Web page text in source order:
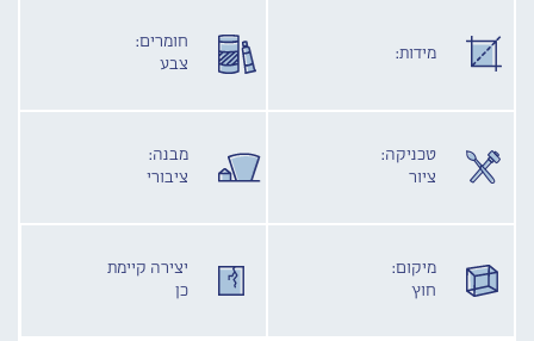
מידות:
חומרים:
צבע
טכניקה:
ציור
מבנה:
ציבורי
מיקום:
חוץ
יצירה קיימת
כן